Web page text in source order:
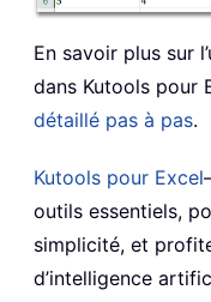
En savoir plus sur
dans Kutools pour
détaillé pas à pas.
Kutools pour Excel
outils essentiels,
simplicité, et
d’intelligence